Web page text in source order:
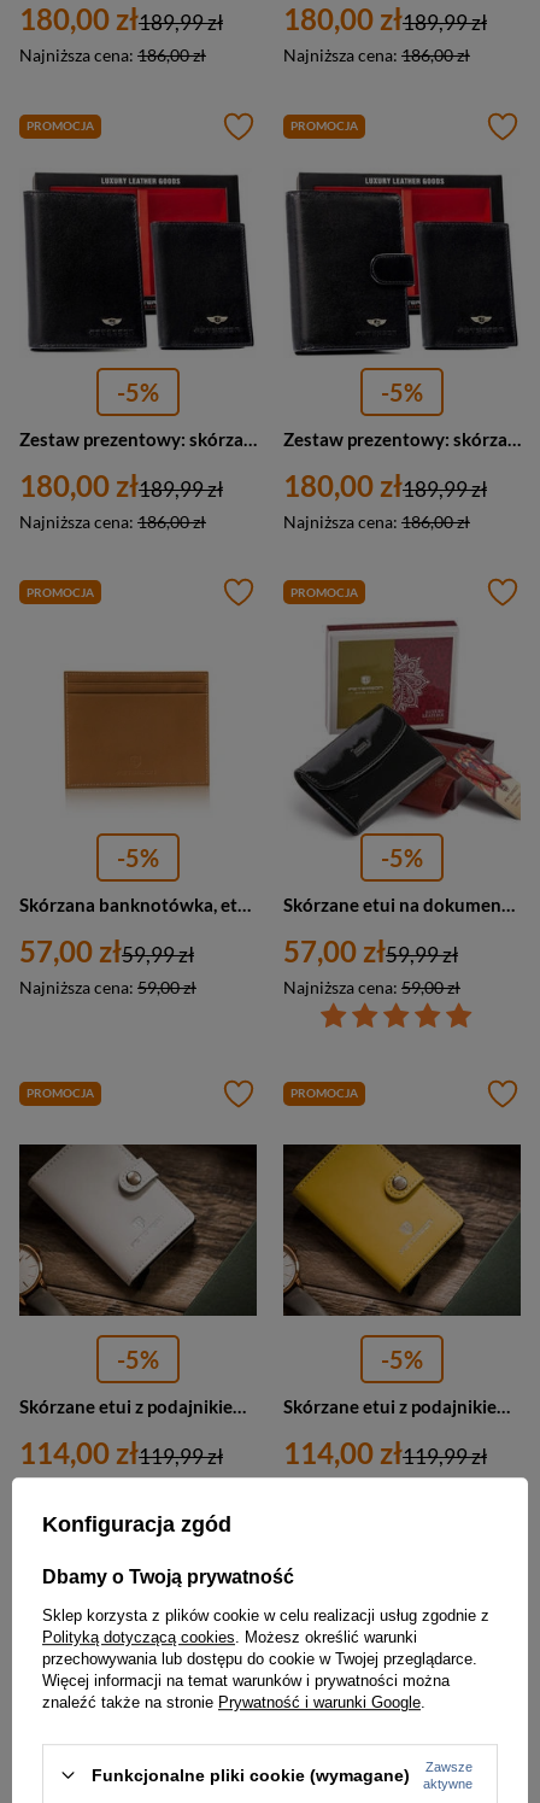
180,00 zł
Najniższa cena: 186,00 zł
189,99 zł 180,00 zł
Najniższa cena: 186,00 zł
189,99 zł
PROMOCJA
-5%
180,00 zł
Najniższa cena: 186,00 zł
189,99 zł
PROMOCJA
-5%
180,00 zł
Najniższa cena: 186,00 zł
189,99 zł
PROMOCJA
-5%
Skórzana banknotówka, etui na karty brązowe — Peterson CAW22722 C845
57,00 zł
Najniższa cena: 59,00 zł
59,99 zł
PROMOCJA
-5%
Skórzane etui na dokumenty i karty czarne lakierowane Peterson PTN BC-105-BL
57,00 zł
Najniższa cena: 59,00 zł
59,99 zł
PROMOCJA
-5%
114,00 zł119,99 zł
PROMOCJA
-5%
114,00 zł119,99 zł
Konfiguracja zgód
Dbamy o Twoją prywatność
Sklep korzysta z plików cookie w celu realizacji usług zgodnie z
Polityką dotyczącą cookies . Możesz określić warunki
przechowywania lub dostępu do cookie w Twojej przeglądarce.
Więcej informacji na temat warunków i prywatności można
znaleźć także na stronie Prywatność i warunki Google
Funkcjonalne pliki cookie (wymagane)
Zawsze
aktywne